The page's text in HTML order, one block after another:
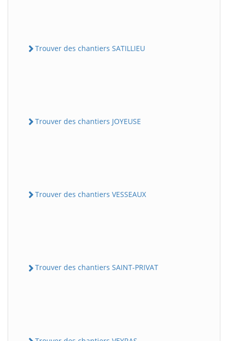
Trouver des chantiers SATILLIEU
Trouver des chantiers JOYEUSE
Trouver des chantiers VESSEAUX
Trouver des chantiers SAINT-PRIVAT